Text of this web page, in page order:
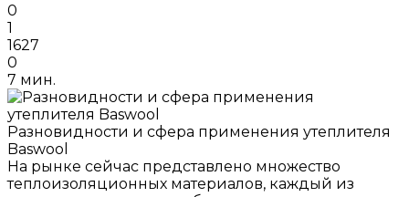
0
1
1627
0
7 мин.
Разновидности и сфера применения утеплителя
Baswool
На рынке сейчас представлено множество
теплоизоляционных материалов, каждый из